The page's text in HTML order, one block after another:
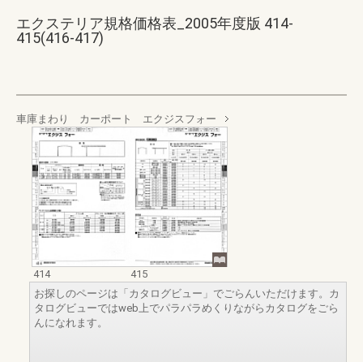
エクステリア規格価格表_2005年度版 414-
415(416-417)
車庫まわり カーポート エクジスフォー
414
415
お探しのページは「カタログビュー」でごらんいただけます。カ
タログビューではweb上でパラパラめくりながらカタログをごら
んになれます。